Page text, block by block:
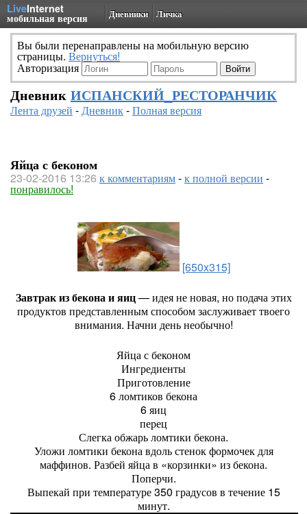
LiveInternet
мобильная версия Дневники Личка
Вы были перенаправлены на мобильную версию
страницы. Вернуться!
Авторизация
Дневник ИСПАНСКИЙ_РЕСТОРАНЧИК
Лента друзей -Дневник-Полная версия
Яйца с беконом
23-02-2016 13:26 к комментариям-к полной версии -
понравилось!
[650x315]
Завтрак из бекона и яиц— идея не новая, но подача этих
продуктов представленным способом заслуживает твоего
внимания. Начни день необычно!
Яйца с беконом
Ингредиенты
Приготовление
6 ломтиков бекона
6 яиц
перец
Слегка обжарь ломтики бекона.
Уложи ломтики бекона вдоль стенок формочек для
маффинов. Разбей яйца в «корзинки» из бекона.
Поперчи.
Выпекай при температуре 350 градусов в течение 15
минут.